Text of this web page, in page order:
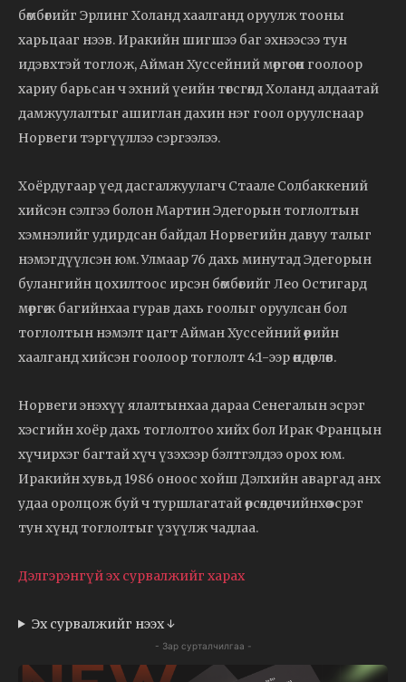
бөмбөгийг Эрлинг Холанд хаалганд оруулж тооны
харьцааг нээв. Иракийн шигшээ баг эхнээсээ тун
идэвхтэй тоглож, Айман Хуссейний мөргөсөн гоолоор
хариу барьсан ч эхний үеийн төгсгөлд Холанд алдаатай
дамжуулалтыг ашиглан дахин нэг гоол оруулснаар
Норвеги тэргүүллээ сэргээлээ.
Хоёрдугаар үед дасгалжуулагч Стаале Солбаккений
хийсэн сэлгээ болон Мартин Эдегорын тоглолтын
хэмнэлийг удирдсан байдал Норвегийн давуу талыг
нэмэгдүүлсэн юм. Улмаар 76 дахь минутад Эдегорын
булангийн цохилтоос ирсэн бөмбөгийг Лео Остигард
мөргөж багийнхаа гурав дахь гоолыг оруулсан бол
тоглолтын нэмэлт цагт Айман Хуссейний өөрийн
хаалганд хийсэн гоолоор тоглолт 4:1-ээр өндөрлөв.
Норвеги энэхүү ялалтынхаа дараа Сенегалын эсрэг
хэсгийн хоёр дахь тоглолтоо хийх бол Ирак Францын
хүчирхэг багтай хүч үзэхээр бэлтгэлдээ орох юм.
Иракийн хувьд 1986 оноос хойш Дэлхийн аваргад анх
удаа оролцож буй ч туршлагатай өрсөлдөгчийнхөө эсрэг
тун хүнд тоглолтыг үзүүлж чадлаа.
Дэлгэрэнгүй эх сурвалжийг харах
Эх сурвалжийг нээх ↓
- Зар сурталчилгаа -